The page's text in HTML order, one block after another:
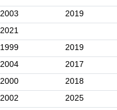
2003 2019
2021
1999 2019
2004 2017
2000 2018
2002 2025